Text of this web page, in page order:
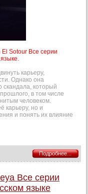
Sotour Все серии
карьеру,
Однако она
скандала, который
в том числе
человеком.
карьеру, но и
и понять их влияние
Подробнее...
Все серии
языке